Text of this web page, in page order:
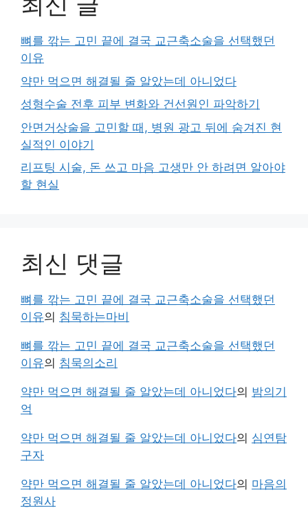
뼈를 깎는 고민 끝에 결국 교근축소술을 선택했던
이유
약만 먹으면 해결될 줄 알았는데 아니었다
성형수술 전후 피부 변화와 건선원인 파악하기
안면거상술을 고민할 때, 병원 광고 뒤에 숨겨진 현
실적인 이야기
리프팅 시술, 돈 쓰고 마음 고생만 안 하려면 알아야
할 현실
최신 댓글
뼈를 깎는 고민 끝에 결국 교근축소술을 선택했던
이유의 침묵하는마비
뼈를 깎는 고민 끝에 결국 교근축소술을 선택했던
이유의 침묵의소리
약만 먹으면 해결될 줄 알았는데 아니었다의 밤의기
억
약만 먹으면 해결될 줄 알았는데 아니었다의 심연탐
구자
약만 먹으면 해결될 줄 알았는데 아니었다의 마음의
정원사